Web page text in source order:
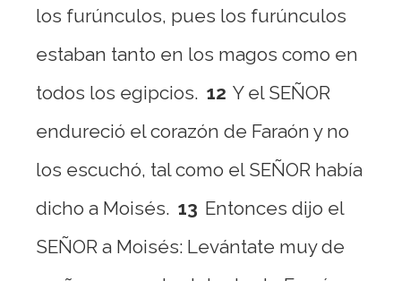
los furúnculos, pues los furúnculos
estaban tanto en los magos como en
todos los egipcios. 12 Y el SEÑOR
endureció el corazón de Faraón y no
los escuchó, tal como el SEÑOR había
dicho a Moisés. 13 Entonces dijo el
SEÑOR a Moisés: Levántate muy de